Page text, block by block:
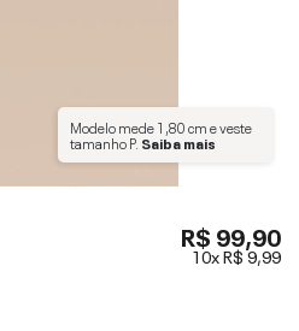
Modelo mede1,80 cme veste
tamanhoP. Saiba mais
R$ 99,90
10xR$ 9,99